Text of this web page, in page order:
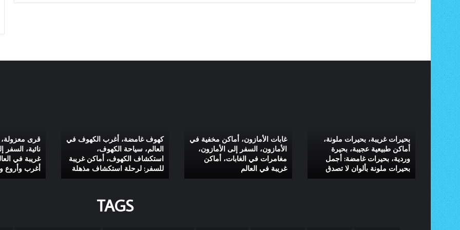
أماكن
طبيعية
عجيبة،
بحيرة
بحيرات غريبة، بحيرات ملونة،
أماكن طبيعية عجيبة، بحيرة
وردية، بحيرات غامضة: أجمل
بحيرات ملونة بألوان لا تصدق
مخفية
في
الأمازون،
السفر
إلى
غابات الأمازون، أماكن مخفية في
الأمازون، السفر إلى الأمازون،
مغامرات في الغابات، أماكن
غريبة في العالم
الكهوف
في
العالم،
سياحة
الكهوف،
كهوف غامضة، أغرب الكهوف في
العالم، سياحة الكهوف،
استكشاف الكهوف، أماكن غريبة
للسفر: لرحلة استكشاف مذهلة
جبلية،
أماكن
نائية،
السفر
إلى
قرى معزولة،
نائية، السفر
غريبة في
أغرب وأروع
TAGS